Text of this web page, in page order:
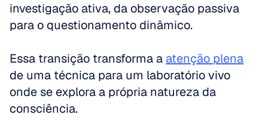
investigação ativa, da observação passiva
para o questionamento dinâmico.
Essa transição transforma a atenção plena
de uma técnica para um laboratório vivo
onde se explora a própria natureza da
consciência.